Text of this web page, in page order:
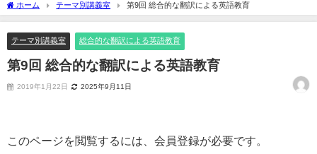
ホーム テーマ別講義室 第9回 総合的な翻訳による英語教育
テーマ別講義室 総合的な翻訳による英語教育
第9回 総合的な翻訳による英語教育
2019年1月22日 2025年9月11日
このページを閲覧するには、会員登録が必要です。